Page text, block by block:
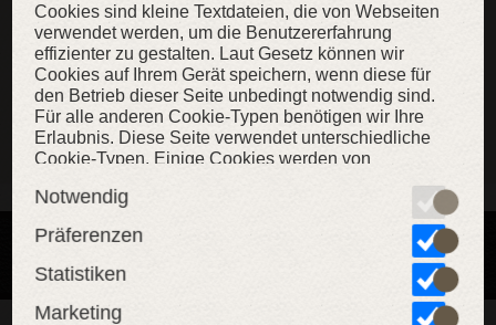
25. Februar, 2022
Die Ukraine hält die Stellung, Armstreet macht dasselbe. Vielen Dank
für all Ihre Unterstützung, stornieren Sie bitte Ihre Bestellungen
möglicherweise nicht, und geben Sie uns Zeit, uns neu zu organisieren.
Lesen Sie mehr in unserem Blog.
mehr
buhurt
Cookies sind kleine Textdateien, die von Webseiten
verwendet werden, um die Benutzererfahrung
effizienter zu gestalten. Laut Gesetz können wir
Cookies auf Ihrem Gerät speichern, wenn diese für
den Betrieb dieser Seite unbedingt notwendig sind.
Für alle anderen Cookie-Typen benötigen wir Ihre
Erlaubnis. Diese Seite verwendet unterschiedliche
Cookie-Typen. Einige Cookies werden von
erscheinen. Sie können Ihre Einwilligung jederzeit
ändern oder widerrufen.Erfahren Sie in unserer
Datenschutzrichtlinie
mehr darüber, wer wir sind, wie
Sie uns kontaktieren können und wie wir
personenbezogene Daten verarbeiten.
Notwendig
Präferenzen
Statistiken
Marketing